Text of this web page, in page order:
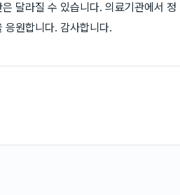
달라질 수 있습니다. 의료기관에서 정
응원합니다. 감사합니다.